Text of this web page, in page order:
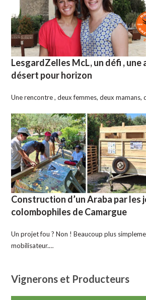
LesgardZelles McL, un défi , une
désert pour horizon
Une rencontre , deux femmes, deux
Construction d’un Araba par les
colombophiles de Camargue
Un projet fou ? Non ! Beaucoup plus
mobilisateur.…
Vignerons et Producteurs